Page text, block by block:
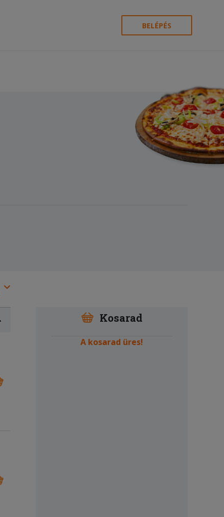
BELÉPÉS
Kosarad
A kosarad üres!